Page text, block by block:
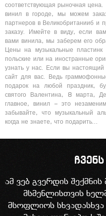
соответствующая рыночная
винил в городе, мы можем
партнеров в Великобританииб и
заказу. Имейте в виду, если вам
вами винила, мы заберем его
Цены на музыкальные пластинк
польские или на иностранные
узнать у нас. Если вы
сайт для вас. Ведь
подарок на любой праздник,
святого Валентина, 8 марта,
главное, винил – это
забывайте, что музыкальный
когда не знаете, что подарить…
ამ ვებ გვერდის
მსმენლისთვის
მსოფლიოს